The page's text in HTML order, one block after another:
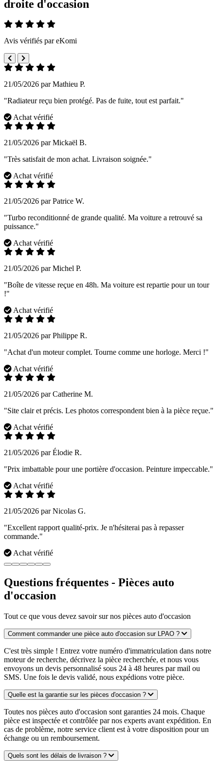
droite d'occasion
Avis vérifiés par eKomi
21/05/2026 par Mathieu P.
"Radiateur reçu bien protégé. Pas de fuite, tout est parfait."
Achat vérifié
21/05/2026 par Mickaël B.
"Très satisfait de mon achat. Livraison soignée."
Achat vérifié
21/05/2026 par Patrice W.
"Turbo reconditionné de grande qualité. Ma voiture a retrouvé sa
puissance."
Achat vérifié
21/05/2026 par Michel P.
"Boîte de vitesse reçue en 48h. Ma voiture est repartie pour un tour
!"
Achat vérifié
21/05/2026 par Philippe R.
"Achat d'un moteur complet. Tourne comme une horloge. Merci !"
Achat vérifié
21/05/2026 par Catherine M.
"Site clair et précis. Les photos correspondent bien à la pièce reçue."
Achat vérifié
21/05/2026 par Élodie R.
"Prix imbattable pour une portière d'occasion. Peinture impeccable."
Achat vérifié
21/05/2026 par Nicolas G.
"Excellent rapport qualité-prix. Je n'hésiterai pas à repasser
commande."
Achat vérifié
Questions fréquentes - Pièces auto
d'occasion
Tout ce que vous devez savoir sur nos pièces auto d'occasion
Comment commander une pièce auto d'occasion sur LPAO ?
C'est très simple ! Entrez votre numéro d'immatriculation dans notre
moteur de recherche, décrivez la pièce recherchée, et nous vous
envoyons un devis personnalisé sous 24 à 48 heures par mail ou
SMS. Une fois le devis validé, nous expédions votre pièce.
Quelle est la garantie sur les pièces d'occasion ?
Toutes nos pièces auto d'occasion sont garanties 24 mois. Chaque
pièce est inspectée et contrôlée par nos experts avant expédition. En
cas de problème, notre service client est à votre disposition pour un
échange ou un remboursement.
Quels sont les délais de livraison ?